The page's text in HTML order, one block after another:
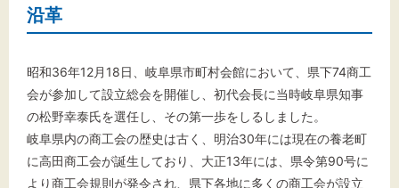
沿革
昭和36年12月18日、岐阜県市町村会館において、県下74商工
会が参加して設立総会を開催し、初代会長に当時岐阜県知事
の松野幸泰氏を選任し、その第一歩をしるしました。
岐阜県内の商工会の歴史は古く、明治30年には現在の養老町
に高田商工会が誕生しており、大正13年には、県令第90号に
より商工会規則が発令され、県下各地に多くの商工会が設立